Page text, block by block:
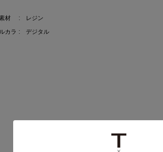
材
: レジン
カラ : デジタル